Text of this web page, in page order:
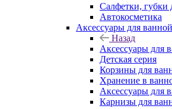
Салфетки, губки
Автокосметика
Аксессуары для
Назад
Аксессуары для
Детская серия
Корзины для
Хранение в
Аксессуары для
Карнизы для